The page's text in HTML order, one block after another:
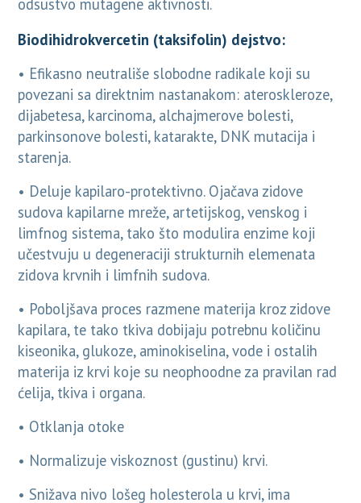
odsustvo mutagene aktivnosti.
Biodihidrokvercetin (taksifolin) dejstvo:
• Efikasno neutrališe slobodne radikale koji su
povezani sa direktnim nastanakom: ateroskleroze,
dijabetesa, karcinoma, alchajmerove bolesti,
parkinsonove bolesti, katarakte, DNK mutacija i
starenja.
• Deluje kapilaro-protektivno. Ojačava zidove
sudova kapilarne mreže, artetijskog, venskog i
limfnog sistema, tako što modulira enzime koji
učestvuju u degeneraciji strukturnih elemenata
zidova krvnih i limfnih sudova.
• Poboljšava proces razmene materija kroz zidove
kapilara, te tako tkiva dobijaju potrebnu količinu
kiseonika, glukoze, aminokiselina, vode i ostalih
materija iz krvi koje su neophoodne za pravilan rad
ćelija, tkiva i organa.
• Otklanja otoke
• Normalizuje viskoznost (gustinu) krvi.
• Snižava nivo lošeg holesterola u krvi, ima